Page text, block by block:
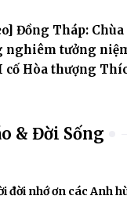
Đồng Tháp:
nghiêm tưởng
cố Hòa thượng
& Đời Sống
đời nhớ ơn các Anh